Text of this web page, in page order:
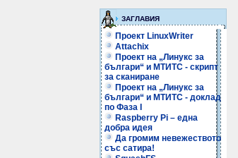
ЗАГЛАВИЯ
Проект LinuxWriter
Attachix
Проект на „Линукс за
българи“ и МТИТС - скрипт
за сканиране
Проект на „Линукс за
българи“ и МТИТС - доклад
по Фаза I
Raspberry Pi – една
добра идея
Да громим невежеството
със сатира!